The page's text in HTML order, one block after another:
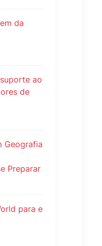
da
ao
de
Geografia
Preparar
para e